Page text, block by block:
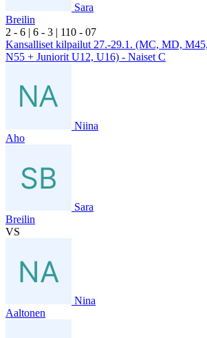
Sara
Breilin
2 - 6 | 6 - 3 | 110 - 07
Kansalliset kilpailut 27.-29.1. (MC, MD,
N55 + Juniorit U12, U16) - Naiset C
Niina
Aho
Sara
Breilin
VS
Nina
Aaltonen